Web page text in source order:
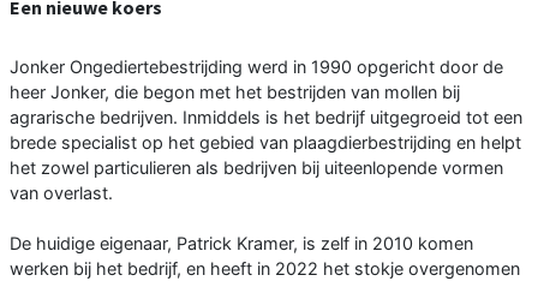
Een nieuwe koers
Jonker Ongediertebestrijding werd in 1990 opgericht door de
heer Jonker, die begon met het bestrijden van mollen bij
agrarische bedrijven. Inmiddels is het bedrijf uitgegroeid tot een
brede specialist op het gebied van plaagdierbestrijding en helpt
het zowel particulieren als bedrijven bij uiteenlopende vormen
van overlast.
De huidige eigenaar, Patrick Kramer, is zelf in 2010 komen
werken bij het bedrijf, en heeft in 2022 het stokje overgenomen